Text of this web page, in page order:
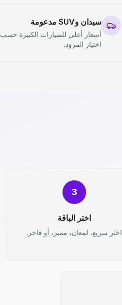
سيدان وSUV مدعومة
أسعار أعلى للسيارات الكبيرة حسب
اختيار المزود.
3
اختر الباقة
اختر سريع، لمعان، مميز، أو فاخر.